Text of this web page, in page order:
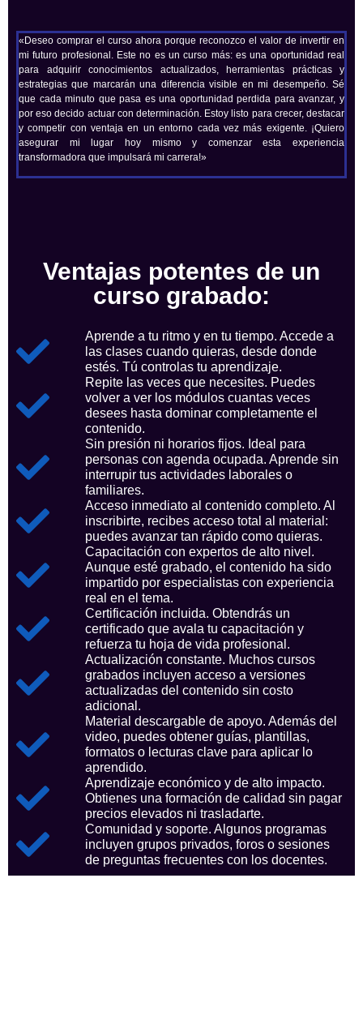
«Deseo comprar el curso ahora porque reconozco el valor de invertir en
mi futuro profesional. Este no es un curso más: es una oportunidad real
para adquirir conocimientos actualizados, herramientas prácticas y
estrategias que marcarán una diferencia visible en mi desempeño. Sé
que cada minuto que pasa es una oportunidad perdida para avanzar, y
por eso decido actuar con determinación. Estoy listo para crecer, destacar
y competir con ventaja en un entorno cada vez más exigente. ¡Quiero
asegurar mi lugar hoy mismo y comenzar esta experiencia
transformadora que impulsará mi carrera!»
Ventajas potentes de un
curso grabado:
Aprende a tu ritmo y en tu tiempo. Accede a
las clases cuando quieras, desde donde
estés. Tú controlas tu aprendizaje.
Repite las veces que necesites. Puedes
volver a ver los módulos cuantas veces
desees hasta dominar completamente el
contenido.
Sin presión ni horarios fijos. Ideal para
personas con agenda ocupada. Aprende sin
interrupir tus actividades laborales o
familiares.
Acceso inmediato al contenido completo. Al
inscribirte, recibes acceso total al material:
puedes avanzar tan rápido como quieras.
Capacitación con expertos de alto nivel.
Aunque esté grabado, el contenido ha sido
impartido por especialistas con experiencia
real en el tema.
Certificación incluida. Obtendrás un
certificado que avala tu capacitación y
refuerza tu hoja de vida profesional.
Actualización constante. Muchos cursos
grabados incluyen acceso a versiones
actualizadas del contenido sin costo
adicional.
Material descargable de apoyo. Además del
video, puedes obtener guías, plantillas,
formatos o lecturas clave para aplicar lo
aprendido.
Aprendizaje económico y de alto impacto.
Obtienes una formación de calidad sin pagar
precios elevados ni trasladarte.
Comunidad y soporte. Algunos programas
incluyen grupos privados, foros o sesiones
de preguntas frecuentes con los docentes.